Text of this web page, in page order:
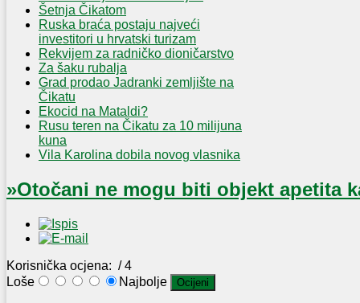
Šetnja Čikatom
Ruska braća postaju najveći
investitori u hrvatski turizam
Rekvijem za radničko dioničarstvo
Za šaku rubalja
Grad prodao Jadranki zemljište na
Čikatu
Ekocid na Mataldi?
Rusu teren na Čikatu za 10 milijuna
kuna
Vila Karolina dobila novog vlasnika
»Otočani ne mogu biti objekt apetita
Korisnička ocjena: / 4
Loše
Najbolje